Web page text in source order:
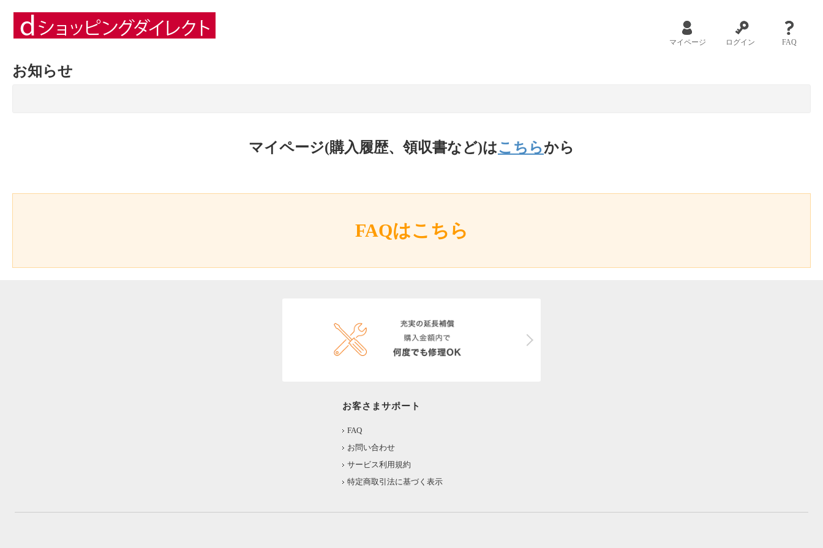
マイページ ログイン FAQ
お知らせ
マイページ(購入履歴、領収書など)はこちらから
FAQはこちら
お客さまサポート
FAQ
お問い合わせ
サービス利用規約
特定商取引法に基づく表示